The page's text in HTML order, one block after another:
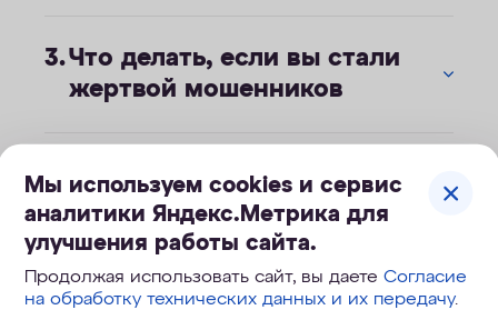
Что делать, если вы стали
жертвой мошенников
Мы используем cookies и сервис
аналитики Яндекс.Метрика для
улучшения работы сайта.
Продолжая использовать сайт, вы даетеСогласие
на обработку технических данных и их передачу.
Корзина №